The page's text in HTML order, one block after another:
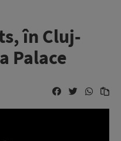
în Cluj-
Palace